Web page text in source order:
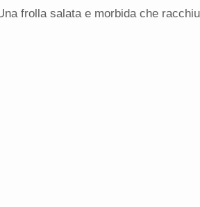
frolla salata e morbida che